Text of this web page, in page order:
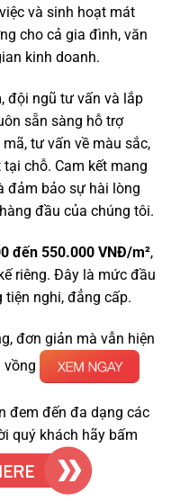
và sinh hoạt mát
cho cả gia đình, văn
kinh doanh.
ngũ tư vấn và lắp
sẵn sàng hỗ trợ
tư vấn về màu sắc,
chỗ. Cam kết mang
đảm bảo sự hài lòng
đầu của chúng tôi.
đến 550.000 VNĐ/m²,
riêng. Đây là mức đầu
nghi, đẳng cấp.
đơn giản mà vẫn hiện
vồng
đem đến đa dạng các
quý khách hãy bấm